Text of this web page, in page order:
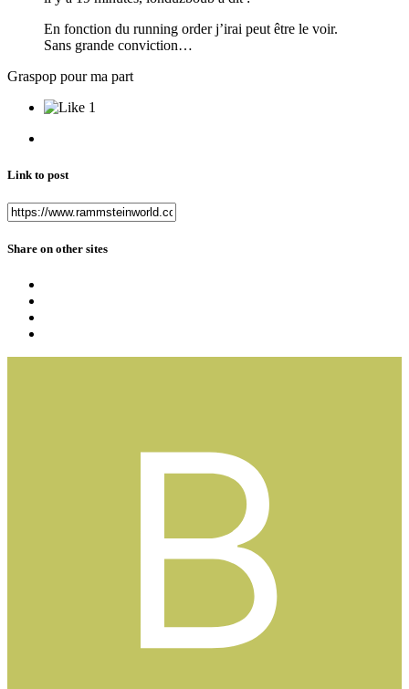
En fonction du running order j’irai peut être le voir.
Sans grande conviction…
Graspop pour ma part
1
Link to post
Share on other sites